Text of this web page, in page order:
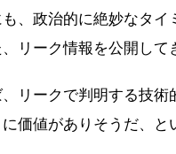
、政治的に絶妙なタイ
リーク情報を公開して
リークで判明する技術
価値がありそうだ、と